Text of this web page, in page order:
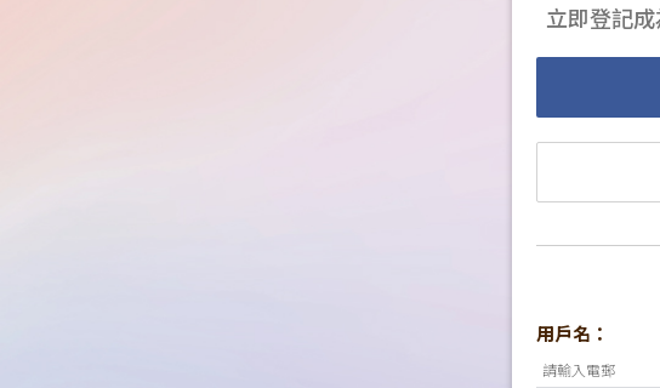
立即登記
用戶名：